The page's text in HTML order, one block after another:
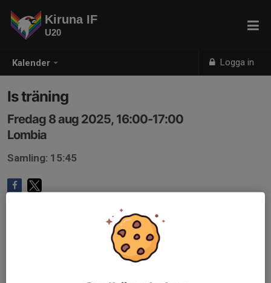
Kalender Logga in
Kiruna IF
U20
Is träning
Fredag 8 aug 2025, 16:00-17:00
Lombia
Samling: 15:45